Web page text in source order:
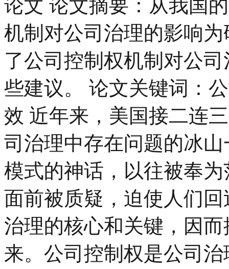
论文 论文摘要：从我国
机制对公司治理的影响
了公司控制权机制对公
些建议。 论文关键词：
效 近年来，美国接二连
司治理中存在问题的冰
模式的神话，以往被奉
面前被质疑，迫使人们
治理的核心和关键，因
来。公司控制权是公司